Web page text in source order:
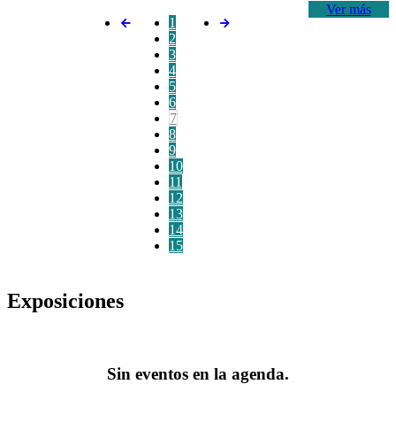
Ver más
1
2
3
4
5
6
7
8
9
10
11
12
13
14
15
Exposiciones
Sin eventos en la agenda.